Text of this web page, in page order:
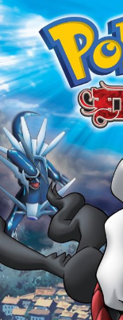
angenommen.
von
anbahnenden